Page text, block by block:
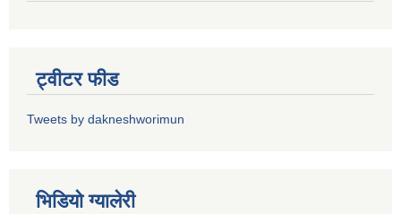
ट्वीटर फीड
Tweets by dakneshworimun
भिडियाे ग्यालेरी